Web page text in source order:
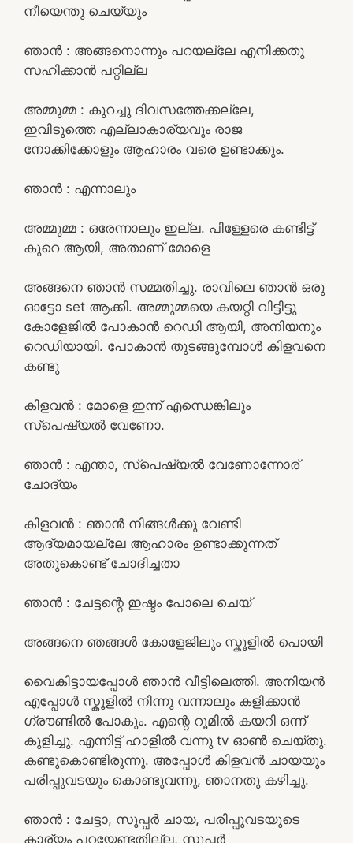
നീയെന്തു ചെയ്യും
ഞാൻ : അങ്ങനൊന്നും പറയല്ലേ എനിക്കതു
സഹിക്കാൻ പറ്റില്ല
അമ്മുമ്മ : കുറച്ചു ദിവസത്തേക്കല്ലേ,
ഇവിടുത്തെ എല്ലാകാര്യവും രാജ
നോക്കിക്കോളും ആഹാരം വരെ ഉണ്ടാക്കും.
ഞാൻ : എന്നാലും
അമ്മുമ്മ : ഒരേന്നാലും ഇല്ല. പിള്ളേരെ കണ്ടിട്ട്
കുറെ ആയി, അതാണ് മോളെ
അങ്ങനെ ഞാൻ സമ്മതിച്ചു. രാവിലെ ഞാൻ ഒരു
ഓട്ടോ set ആക്കി. അമ്മുമ്മയെ കയറ്റി വിട്ടിട്ടു
കോളേജിൽ പോകാൻ റെഡി ആയി, അനിയനും
റെഡിയായി. പോകാൻ തുടങ്ങുമ്പോൾ കിളവനെ
കണ്ടു
കിളവൻ : മോളെ ഇന്ന് എന്ധെങ്കിലും
സ്പെഷ്യൽ വേണോ.
ഞാൻ : എന്താ, സ്പെഷ്യൽ വേണോന്നോര്
ചോദ്യം
കിളവൻ : ഞാൻ നിങ്ങൾക്കു വേണ്ടി
ആദ്യമായല്ലേ ആഹാരം ഉണ്ടാക്കുന്നത്
അതുകൊണ്ട് ചോദിച്ചതാ
ഞാൻ : ചേട്ടന്റെ ഇഷ്ടം പോലെ ചെയ്
അങ്ങനെ ഞങ്ങൾ കോളേജിലും സ്കൂളിൽ പൊയി
വൈകിട്ടായപ്പോൾ ഞാൻ വീട്ടിലെത്തി. അനിയൻ
എപ്പോൾ സ്കൂളിൽ നിന്നു വന്നാലും കളിക്കാൻ
ഗ്രൗണ്ടിൽ പോകും. എന്റെ റൂമിൽ കയറി ഒന്ന്
കുളിച്ചു. എന്നിട്ട് ഹാളിൽ വന്നു tv ഓൺ ചെയ്തു.
കണ്ടുകൊണ്ടിരുന്നു. അപ്പോൾ കിളവൻ ചായയും
പരിപ്പുവടയും കൊണ്ടുവന്നു, ഞാനതു കഴിച്ചു.
ഞാൻ : ചേട്ടാ, സൂപ്പർ ചായ, പരിപ്പുവടയുടെ
കാര്യം പറയേണ്ടതില്ല, സൂപ്പർ